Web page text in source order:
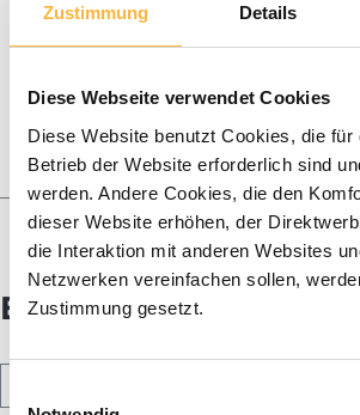
Zustimmung Details
Diese Webseite verwendet Cookies
Diese Website benutzt Cookies, die für
Betrieb der Website erforderlich sind
werden. Andere Cookies, die den
dieser Website erhöhen, der
die Interaktion mit anderen Websites
Netzwerken vereinfachen sollen,
Zustimmung gesetzt.
Elevage de reines
Paniers & essaims
Miel
Blog
Envoi de miel